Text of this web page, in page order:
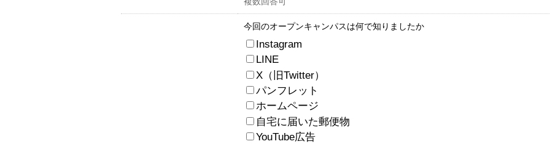
今回のオープンキャンパスは何で知りましたか
Instagram
LINE
X（旧Twitter）
パンフレット
ホームページ
自宅に届いた郵便物
YouTube広告